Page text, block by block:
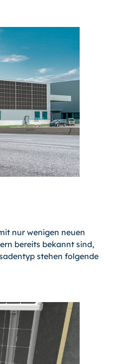
nur wenigen neuen
bereits bekannt sind,
stehen folgende